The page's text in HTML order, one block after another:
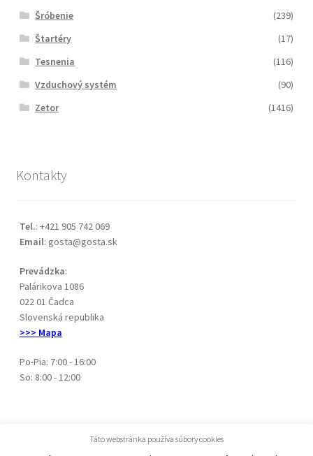
Šróbenie
(239)
Štartéry
(17)
Tesnenia
(116)
Vzduchový systém
(90)
Zetor
(1416)
Kontakty
Tel.: +421 905 742 069
Email: gosta@gosta.sk
Prevádzka:
Palárikova 1086
022 01 Čadca
Slovenská republika
>>> Mapa
Po-Pia: 7:00 - 16:00
So: 8:00 - 12:00
Táto webstránka používa súbory cookies